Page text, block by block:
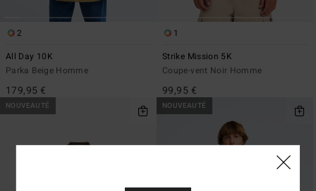
2
All Day 10K
Parka Beige Homme
179,95 €
1
Strike Mission 5K
Coupe-vent Noir Homme
99,95 €
NOUVEAUTÉ NOUVEAUTÉ